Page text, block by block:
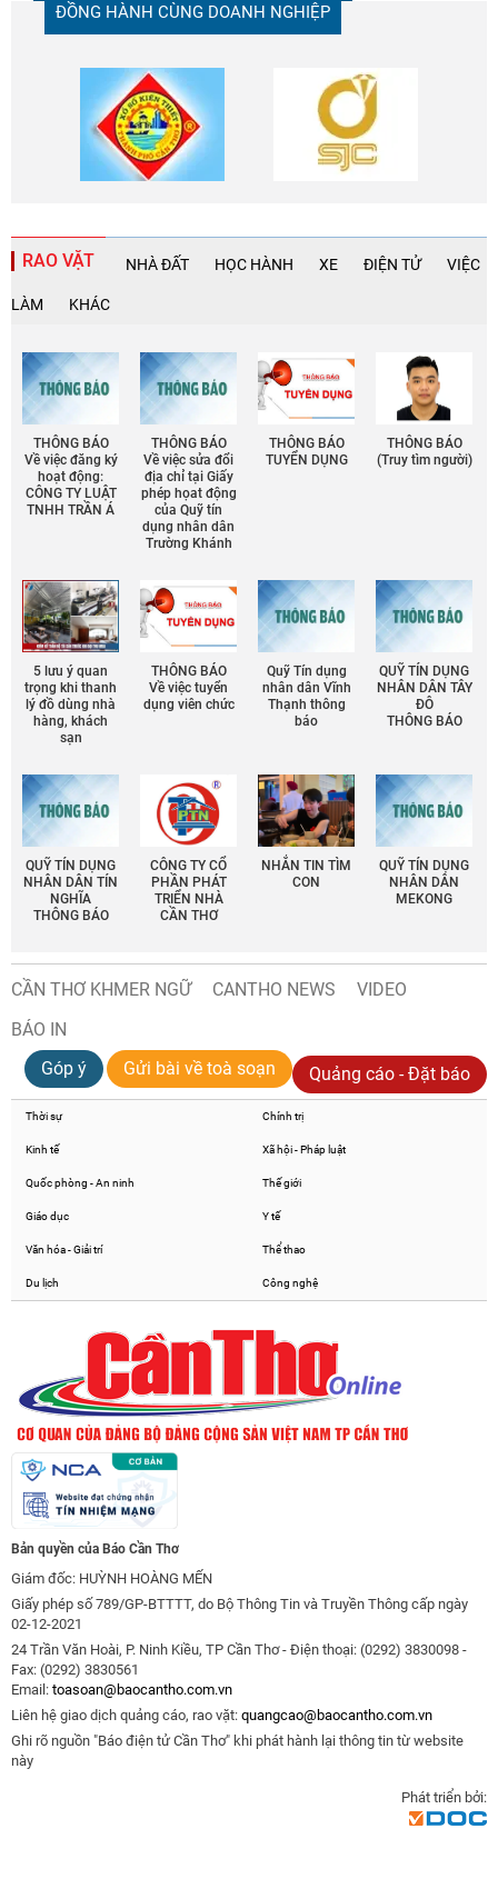
ĐỒNG HÀNH CÙNG DOANH NGHIỆP
RAO VẶT NHÀ ĐẤT HỌC HÀNH XE ĐIỆN TỬ VIỆC
LÀM KHÁC
THÔNG BÁO
Về việc đăng ký
hoạt động:
CÔNG TY LUẬT
TNHH TRẦN Á
THÔNG BÁO
Về việc sửa đổi
địa chỉ tại Giấy
phép họat động
của Quỹ tín
dụng nhân dân
Trường Khánh
THÔNG BÁO
TUYỂN DỤNG
THÔNG BÁO
(Truy tìm người)
5 lưu ý quan
trọng khi thanh
lý đồ dùng nhà
hàng, khách
sạn
THÔNG BÁO
Về việc tuyển
dụng viên chức
Quỹ Tín dụng
nhân dân Vĩnh
Thạnh thông
báo
QUỸ TÍN DỤNG
NHÂN DÂN TÂY
ĐÔ
THÔNG BÁO
QUỸ TÍN DỤNG
NHÂN DÂN TÍN
NGHĨA
THÔNG BÁO
CÔNG TY CỔ
PHẦN PHÁT
TRIỂN NHÀ
CẦN THƠ
NHẮN TIN TÌM
CON
QUỸ TÍN DỤNG
NHÂN DÂN
MEKONG
CẦN THƠ KHMER NGỮ CANTHO NEWS
VIDEO
BÁO IN
Góp ý
Gửi bài về toà soạn Quảng cáo - Đặt báo
Thời sự Chính trị
Kinh tế Xã hội - Pháp luật
Quốc phòng - An ninh Thế giới
Giáo dục Y tế
Văn hóa - Giải trí Thể thao
Du lịch Công nghệ
Bản quyền của Báo Cần Thơ
Giám đốc: HUỲNH HOÀNG MẾN
Giấy phép số 789/GP-BTTTT, do Bộ Thông Tin và Truyền Thông cấp ngày
02-12-2021
24 Trần Văn Hoài, P. Ninh Kiều, TP Cần Thơ - Điện thoại: (0292) 3830098 -
Fax: (0292) 3830561
Email: toasoan@baocantho.com.vn
Liên hệ giao dịch quảng cáo, rao vặt: quangcao@baocantho.com.vn
Ghi rõ nguồn "Báo điện tử Cần Thơ" khi phát hành lại thông tin từ website
này
Phát triển bởi: